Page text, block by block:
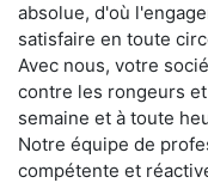
absolue, d'où
satisfaire en toute
Avec nous, votre
contre les rongeurs
semaine et à toute
Notre équipe de
compétente et